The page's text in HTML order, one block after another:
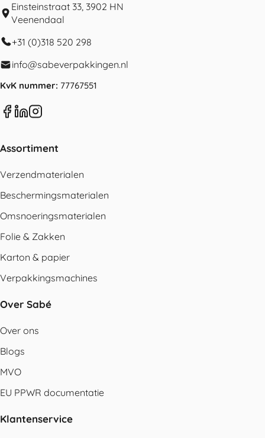
Einsteinstraat 33, 3902 HN
Veenendaal
+31 (0)318 520 298
info@sabeverpakkingen.nl
KvK nummer: 77767551
Assortiment
Verzendmaterialen
Beschermingsmaterialen
Omsnoeringsmaterialen
Folie & Zakken
Karton & papier
Verpakkingsmachines
Over Sabé
Over ons
Blogs
MVO
EU PPWR documentatie
Klantenservice